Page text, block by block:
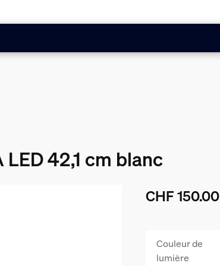
42,1 cm blanc
CHF 150.00
Couleur de
lumière